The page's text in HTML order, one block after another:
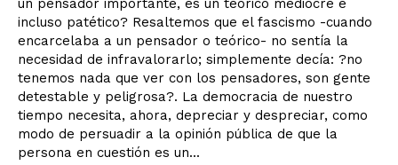
un pensador importante, es un teórico mediocre e
incluso patético? Resaltemos que el fascismo -cuando
encarcelaba a un pensador o teórico- no sentía la
necesidad de infravalorarlo; simplemente decía: ?no
tenemos nada que ver con los pensadores, son gente
detestable y peligrosa?. La democracia de nuestro
tiempo necesita, ahora, depreciar y despreciar, como
modo de persuadir a la opinión pública de que la
persona en cuestión es un...